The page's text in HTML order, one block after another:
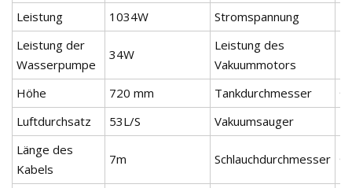
Leistung 1034W Stromspannung
Leistung der
Wasserpumpe
34W
Leistung des
Vakuummotors
Höhe 720 mm Tankdurchmesser
Luftdurchsatz
53L/S Vakuumsauger
Länge des
Kabels
7m Schlauchdurchmesser